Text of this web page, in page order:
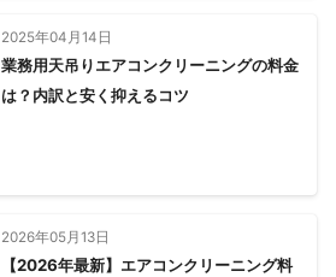
2025年04月14日
業務用天吊りエアコンクリーニングの料金
は？内訳と安く抑えるコツ
2026年05月13日
【2026年最新】エアコンクリーニング料